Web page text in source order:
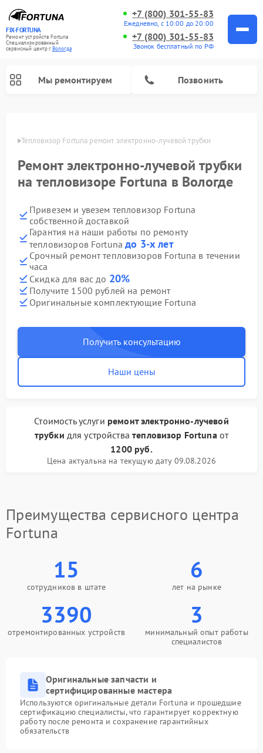
FIX-FORTUNA
Ремонт устройств Fortuna
Специализированный
cервисный центр г.Вологда
+7 (800) 301-55-83
Ежедневно, с 10:00 до 20:00
+7 (800) 301-55-83
Звонок бесплатный по РФ
Мы ремонтируем Позвонить
Тепловизор Fortuna ремонт электронно-лучевой трубки
Ремонт электронно-лучевой трубки
на тепловизоре Fortuna в Вологде
Привезем и увезем тепловизор Fortuna
собственной доставкой
Гарантия на наши работы по ремонту
тепловизоров Fortunaдо 3-х лет
Срочный ремонт тепловизоров Fortuna в течении
часа
Скидка для вас до 20%
Получите 1500 рублей на ремонт
Оригинальные комплектующие Fortuna
Получить консультацию
Наши цены
Стоимость услуги ремонт электронно-лучевой
трубки для устройстватепловизор Fortunaот
1200 руб.
Цена актуальна на текущую дату 09.08.2026
Преимущества сервисного центра
Fortuna
15
сотрудников в штате
6
лет на рынке
3390
отремонтированных устройств
3
минимальный опыт работы
специалистов
Оригинальные запчасти и
сертифицированные мастера
Используются оригинальные детали Fortuna и прошедшие
сертификацию специалисты, что гарантирует корректную
работу после ремонта и сохранение гарантийных
обязательств